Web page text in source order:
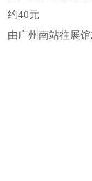
约40元
由广州南站往展